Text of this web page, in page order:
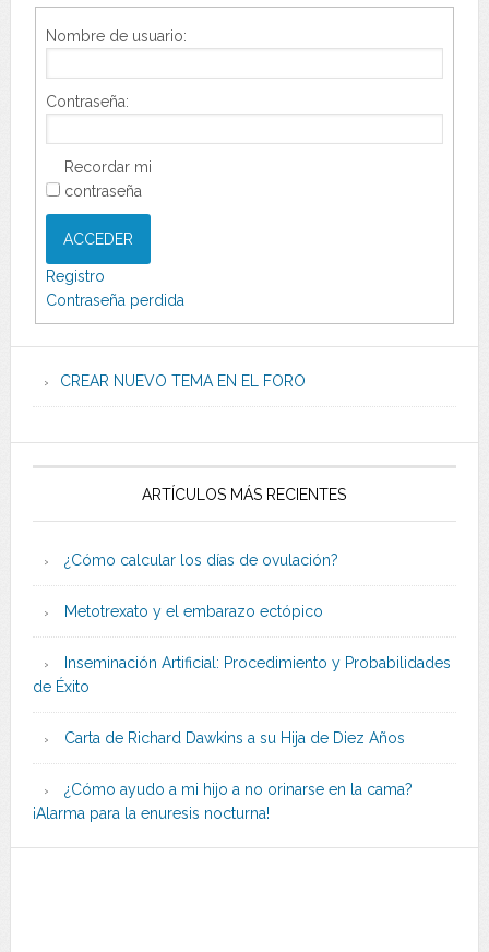
Nombre de usuario:
Contraseña:
Recordar mi
contraseña
ACCEDER
Registro
Contraseña perdida
CREAR NUEVO TEMA EN EL FORO
ARTÍCULOS MÁS RECIENTES
¿Cómo calcular los días de ovulación?
Metotrexato y el embarazo ectópico
Inseminación Artificial: Procedimiento y Probabilidades
de Éxito
Carta de Richard Dawkins a su Hija de Diez Años
¿Cómo ayudo a mi hijo a no orinarse en la cama?
¡Alarma para la enuresis nocturna!